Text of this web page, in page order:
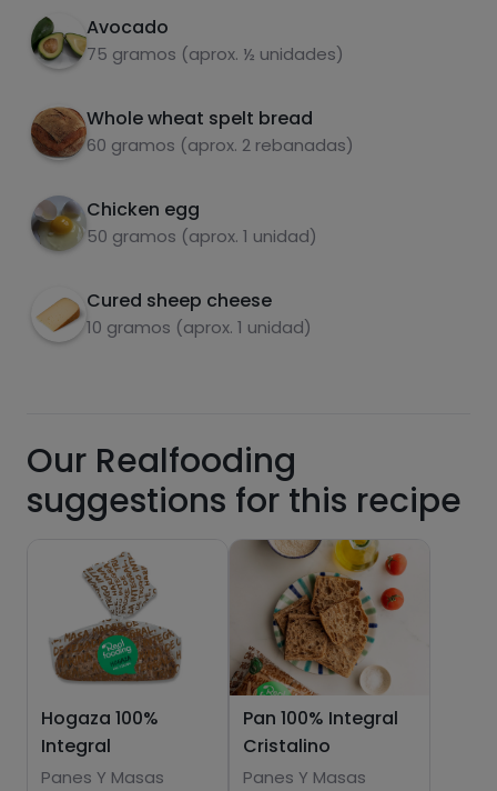
Avocado
75 gramos (aprox. ½ unidades)
Whole wheat spelt bread
60 gramos (aprox. 2 rebanadas)
Chicken egg
50 gramos (aprox. 1 unidad)
Cured sheep cheese
10 gramos (aprox. 1 unidad)
4 Accompany the toast with fruit and you will
carbohydrates proteins
Hazte PLUS para ver la información nutricional
de las recetas, y desbloquear muchas más
funcionalidades PLUS.
Our Realfooding
suggestions for this recipe
Hogaza 100%
Integral
Panes Y Masas
Pan 100% Integral
Cristalino
Panes Y Masas